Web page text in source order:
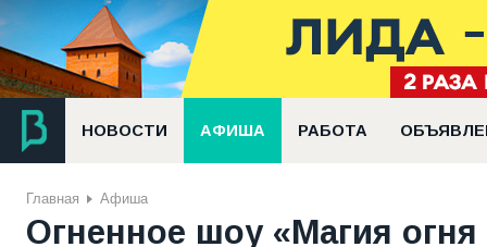
НОВОСТИ АФИША РАБОТА
Главная Афиша
Огненное шоу «Магия огня